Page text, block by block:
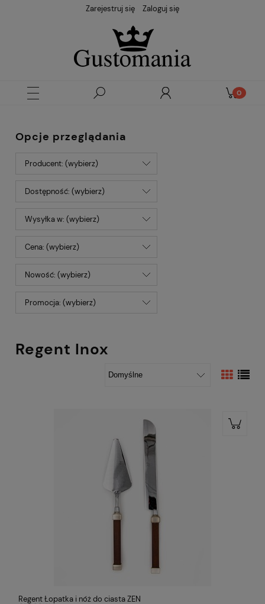
Zarejestruj się Zaloguj się
Opcje przeglądania
Producent: (wybierz)
Dostępność: (wybierz)
Wysyłka w: (wybierz)
Cena: (wybierz)
Nowość: (wybierz)
Promocja: (wybierz)
Regent Inox
Regent Łopatka i nóż do ciasta ZEN